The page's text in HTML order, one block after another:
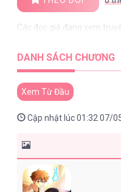
Các đọc giả đang xem
DANH SÁCH CHƯƠNG
Xem Từ Đầu
Cập nhật lúc 01:32 07/